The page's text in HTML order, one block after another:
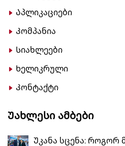
Აპლიკაციები
Კომპანია
Სიახლეები
Ხელიკრული
Კონტაქტი
Უახლესი Ამბები
Უკანა სცენა: როგორ